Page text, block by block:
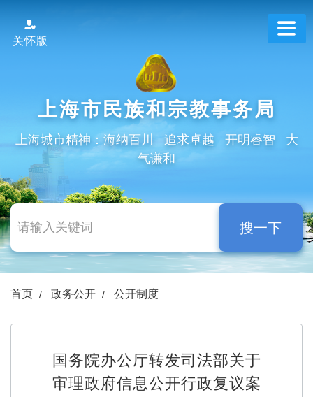
到
主
要
内
容
区
域
关怀版
上海市民族和宗教事务局
上海城市精神：海纳百川 追求卓越 开明睿智 大
气谦和
搜一下
首页 政务公开 公开制度
国务院办公厅转发司法部关于
审理政府信息公开行政复议案